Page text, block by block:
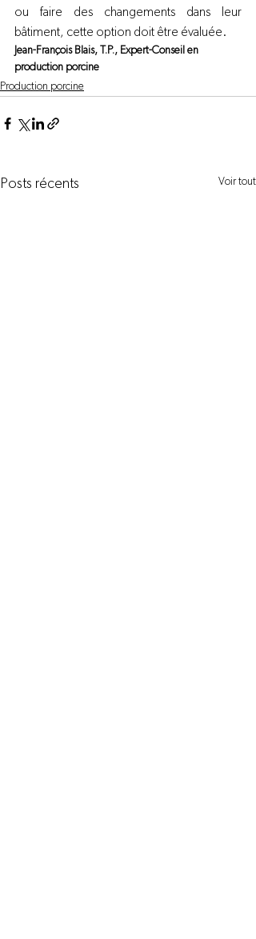
ou faire des changements dans leur
bâtiment, cette option doit être évaluée.
Jean-François Blais, T.P., Expert-Conseil en
production porcine
Production porcine
Posts récents Voir tout